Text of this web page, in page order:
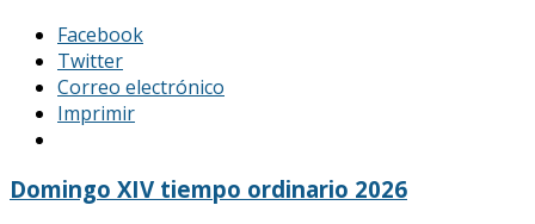
Facebook
Twitter
Correo electrónico
Imprimir
Domingo XIV tiempo ordinario 2026